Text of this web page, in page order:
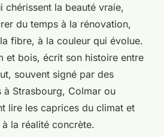
chérissent la beauté vraie,
du temps à la rénovation,
fibre, à la couleur qui évolue.
et bois, écrit son histoire entre
souvent signé par des
Strasbourg, Colmar ou
lire les caprices du climat et
la réalité concrète.